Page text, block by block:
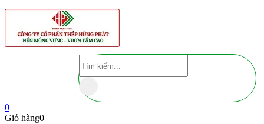
0
Giỏ hàng0